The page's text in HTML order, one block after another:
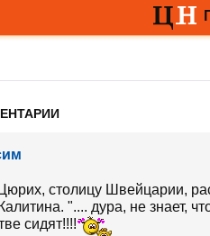
столицу Швейцарии,
".... дура, не знает,
сидят!!!!